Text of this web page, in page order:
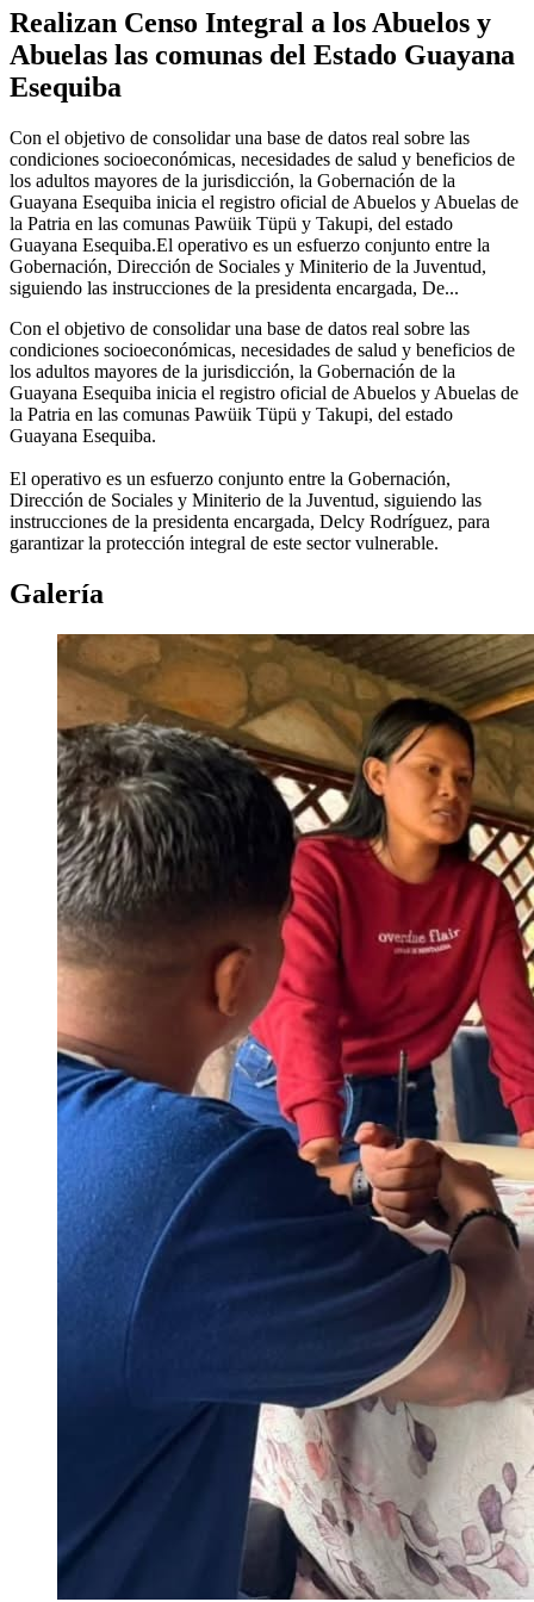
Realizan Censo Integral a los Abuelos y
Abuelas las comunas del Estado Guayana
Esequiba
Con el objetivo de consolidar una base de datos real sobre las
condiciones socioeconómicas, necesidades de salud y beneficios de
los adultos mayores de la jurisdicción, la Gobernación de la
Guayana Esequiba inicia el registro oficial de Abuelos y Abuelas de
la Patria en las comunas Pawüik Tüpü y Takupi, del estado
Guayana Esequiba.El operativo es un esfuerzo conjunto entre la
Gobernación, Dirección de Sociales y Miniterio de la Juventud,
siguiendo las instrucciones de la presidenta encargada, De...
Con el objetivo de consolidar una base de datos real sobre las
condiciones socioeconómicas, necesidades de salud y beneficios de
los adultos mayores de la jurisdicción, la Gobernación de la
Guayana Esequiba inicia el registro oficial de Abuelos y Abuelas de
la Patria en las comunas Pawüik Tüpü y Takupi, del estado
Guayana Esequiba.
El operativo es un esfuerzo conjunto entre la Gobernación,
Dirección de Sociales y Miniterio de la Juventud, siguiendo las
instrucciones de la presidenta encargada, Delcy Rodríguez, para
garantizar la protección integral de este sector vulnerable.
Galería